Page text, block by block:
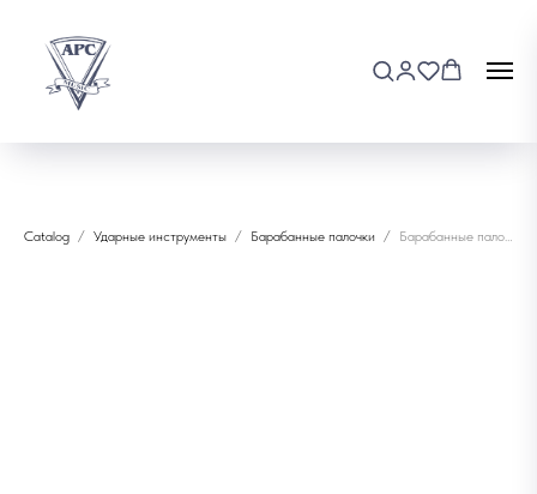
Catalog Ударные инструменты Барабанные палочки Барабанные палочки HUN 10101001013 Natural Series 5AN